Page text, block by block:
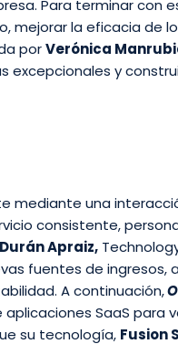
Para terminar con
la eficacia de
porVerónica
y
mediante una
consistente,
Apraiz,
fuentes de
A continuación,
SaaS para
su tecnología, Fusion